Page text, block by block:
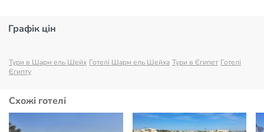
Графік цін
Тури в Шарм ель Шейх Готелі Шарм ель Шейха Тури в Єгипет Готелі
Єгипту
Схожі готелі